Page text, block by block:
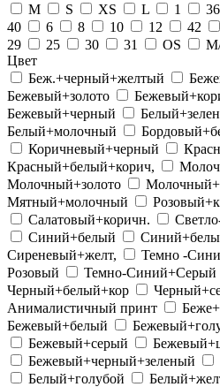
M
S XS L 1 36
40
6 8 10 12 42
29
25 30 31 OS
Цвет
Беж.+черный+желтый
Бежевый+золото
Бежевый+черный
Белый+молочный
Коричневый+черный
Красный+белый+корич,
Молочный+золото
Мятный+молочный
Салатовый+коричн.
Синий+белый
Сиреневый+желт,
Темно -
Розовый
Темно-Синий+Серый
Черный+белый+кор
Анималистичный принт
Бежевый+белый
Бежевый+серый
Бежевый+черный+зеленый
Белый+голубой